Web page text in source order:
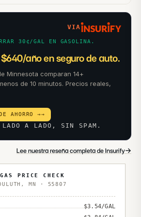
VIA
30¢/GAL EN GASOLINA.
año en seguro de auto.
Minnesota comparan 14+
de 10 minutos. Precios reales,
AHORRO →→
LADO A LADO, SIN SPAM.
Lee nuestra reseña completa de Insurify→
GAS PRICE CHECK
,MN · 55807
$3.54/GAL